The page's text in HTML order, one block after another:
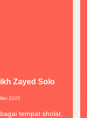
Zayed Solo
2025
tempat sholat,